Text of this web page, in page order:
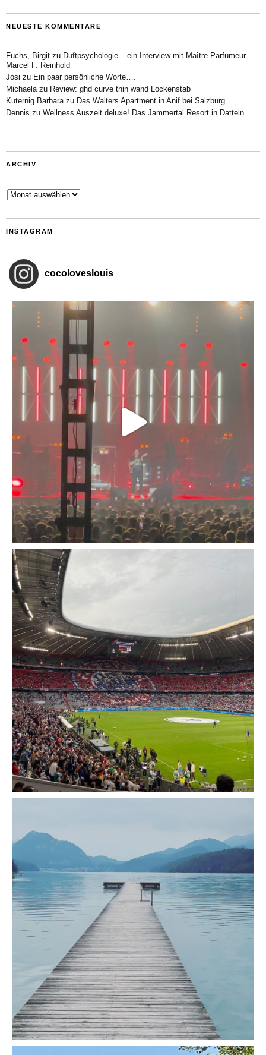
NEUESTE KOMMENTARE
Fuchs, Birgit zu Duftpsychologie – ein Interview mit Maître Parfumeur
Marcel F. Reinhold
Josi zu Ein paar persönliche Worte….
Michaela zu Review: ghd curve thin wand Lockenstab
Kuternig Barbara zu Das Walters Apartment in Anif bei Salzburg
Dennis zu Wellness Auszeit deluxe! Das Jammertal Resort in Datteln
ARCHIV
Archiv
INSTAGRAM
cocoloveslouis